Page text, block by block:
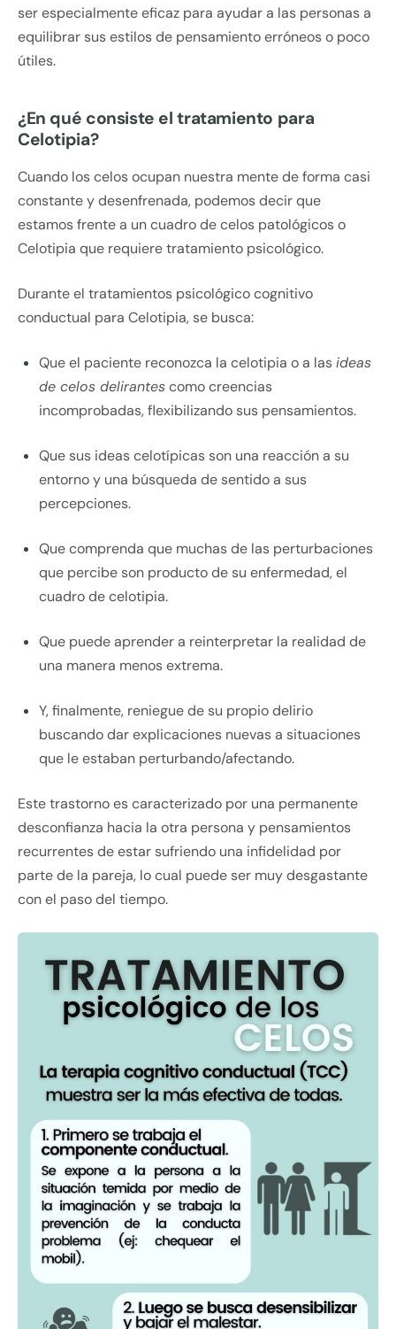
ser especialmente eficaz para ayudar a las personas a
equilibrar sus estilos de pensamiento erróneos o poco
útiles.
¿En qué consiste el tratamiento para
Celotipia?
Cuando los celos ocupan nuestra mente de forma casi
constante y desenfrenada, podemos decir que
estamos frente a un cuadro de celos patológicos o
Celotipia que requiere tratamiento psicológico.
Durante el tratamientos psicológico cognitivo
conductual para Celotipia, se busca:
Que el paciente reconozca la celotipia o a lasideas
de celos delirantescomo creencias
incomprobadas, flexibilizando sus pensamientos.
Que sus ideas celotípicas son una reacción a su
entorno y una búsqueda de sentido a sus
percepciones.
Que comprenda que muchas de las perturbaciones
que percibe son producto de su enfermedad, el
cuadro de celotipia.
Que puede aprender a reinterpretar la realidad de
una manera menos extrema.
Y, finalmente, reniegue de su propio delirio
buscando dar explicaciones nuevas a situaciones
que le estaban perturbando/afectando.
Este trastorno es caracterizado por una permanente
desconfianza hacia la otra persona y pensamientos
recurrentes de estar sufriendo una infidelidad por
parte de la pareja, lo cual puede ser muy desgastante
con el paso del tiempo.